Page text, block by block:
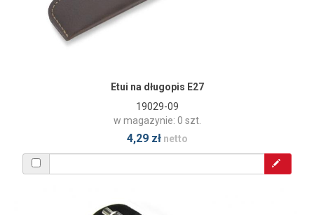
Etui na długopis E27
19029-09
w magazynie: 0 szt.
4,29 złnetto